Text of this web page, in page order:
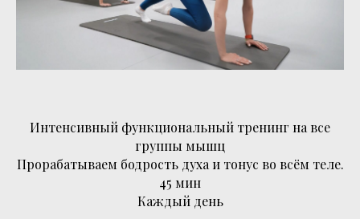
Интенсивный функциональный тренинг на все
группы мышц
Прорабатываем бодрость духа и тонус во всём теле.
45 мин
Каждый день